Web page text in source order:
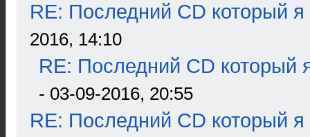
RE: Последний CD который я
2016, 14:10
RE: Последний CD который
- 03-09-2016, 20:55
RE: Последний CD который я